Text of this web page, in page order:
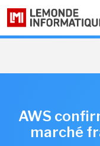
AWS
marché